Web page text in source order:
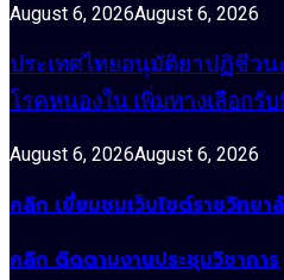
August 6, 2026August 6, 2026
ประเทศไทยอนุมัติยาปฏิชีว
โรคหนองใน เพิ่มทางเลือก
August 6, 2026August 6, 2026
คลิก เยี่ยมชมเว็บไซต์ราชวิทย
คลิก ติดตามงานประชุมวิชาการ